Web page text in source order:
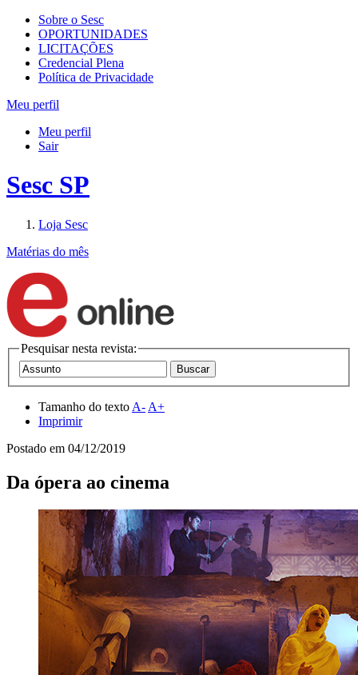
Sobre o Sesc
OPORTUNIDADES
LICITAÇÕES
Credencial Plena
Política de Privacidade
Meu perfil
Meu perfil
Sair
Sesc SP
Loja Sesc
Matérias do mês
Pesquisar nesta revista:
Tamanho do texto A- A+
Imprimir
Postado em 04/12/2019
Da ópera ao cinema